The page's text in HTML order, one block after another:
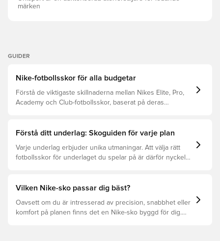
snörningssystem Dobbarna på dessa skor är utbytbara
märken
GUIDER
Nike-fotbollsskor för alla budgetar
Förstå de viktigaste skillnaderna mellan Nikes Elite, Pro,
Academy och Club-fotbollsskor, baserat på deras
Förstå ditt underlag: Skoguiden för varje plan
Varje underlag erbjuder unika utmaningar. Att välja rätt
fotbollsskor för underlaget du spelar på är därför nyckeln
de olika underlagen.
Vilken Nike-sko passar dig bäst?
Oavsett om du är intresserad av precision, snabbhet eller
komfort på planen finns det en Nike-sko byggd för dig.